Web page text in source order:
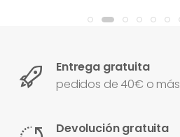
Entrega gratuita
pedidos de 40€ o más
Devolución gratuita